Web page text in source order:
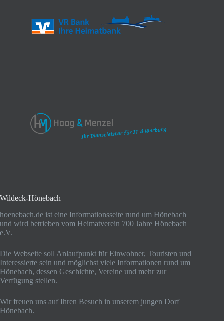
Wildeck-Hönebach
hoenebach.de ist eine Informationsseite rund um Hönebach
und wird betrieben vom Heimatverein 700 Jahre Hönebach
e.V.
Die Webseite soll Anlaufpunkt für Einwohner, Touristen und
Interessierte sein und möglichst viele Informationen rund um
Hönebach, dessen Geschichte, Vereine und mehr zur
Verfügung stellen.
Wir freuen uns auf Ihren Besuch in unserem jungen Dorf
Hönebach.